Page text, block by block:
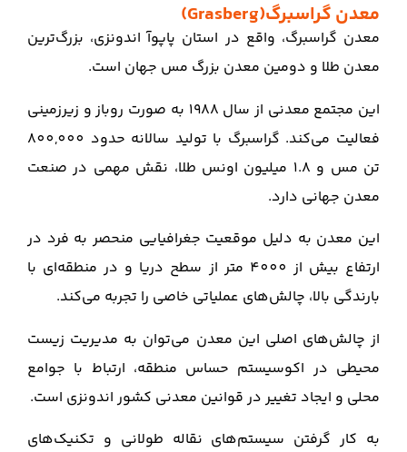
معدن گراسبرگ(Grasberg)
معدن گراسبرگ، واقع در استان پاپوآ اندونزی، بزرگ‌ترین
معدن طلا و دومین معدن بزرگ مس جهان است.
این مجتمع معدنی از سال 1988 به صورت روباز و زیرزمینی
فعالیت می‌کند. گراسبرگ با تولید سالانه حدود 800,000
تن مس و 1.8 میلیون اونس طلا، نقش مهمی در صنعت
معدن جهانی دارد.
این معدن به دلیل موقعیت جغرافیایی منحصر به فرد در
ارتفاع بیش از 4000 متر از سطح دریا و در منطقه‌ای با
بارندگی بالا، چالش‌های عملیاتی خاصی را تجربه می‌کند.
از چالش‌های اصلی این معدن می‌توان به مدیریت زیست
محیطی در اکوسیستم حساس منطقه، ارتباط با جوامع
محلی و ایجاد تغییر در قوانین معدنی کشور اندونزی است.
به کار گرفتن سیستم‌های نقاله طولانی و تکنیک‌های